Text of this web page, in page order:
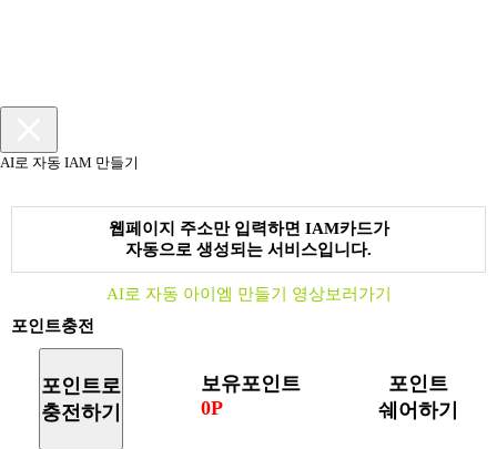
AI로 자동 IAM 만들기
웹페이지 주소만 입력하면 IAM카드가
자동으로 생성되는 서비스입니다.
AI로 자동 아이엠 만들기 영상보러가기
포인트충전
포인트로
충전하기
보유포인트
0P
포인트
쉐어하기